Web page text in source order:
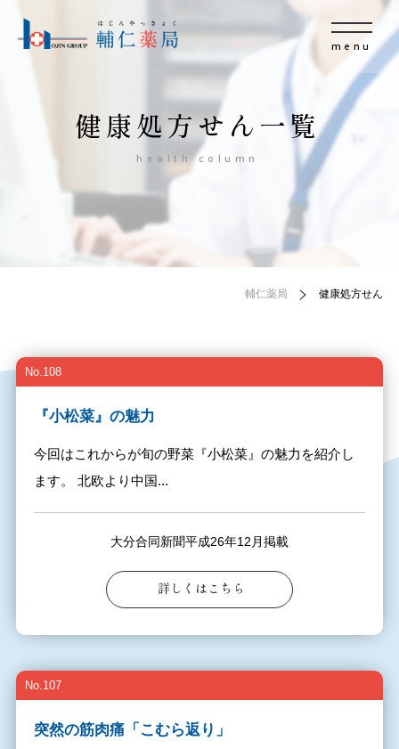
menu
健康処方せん一覧
health column
輔仁薬局 健康処方せん
『小松菜』の魅力
今回はこれからが旬の野菜『小松菜』の魅力を紹介し
ます。 北欧より中国...
大分合同新聞平成26年12月掲載
詳しくはこちら
No.108
突然の筋肉痛「こむら返り」
No.107